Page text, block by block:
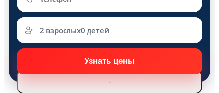
2 взрослых0 детей
Взрослые
-